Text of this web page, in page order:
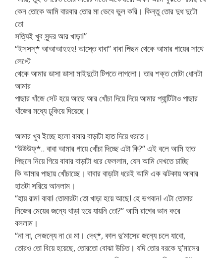
কেন তোকে আমি বারবার তোর মা ভেবে ভুল করি। কিন্তু তোর দুধ দুটো
তো
সত্যিই খুব সুন্দর আর খাড়া!”
“ইসসস্* আআআহহহ! আস্তে বাবা” বাবা পিছন থেকে আমার গায়ের সাথে
লেপ্টে
থেকে আমার ডাসা ডাসা মাইদুটো টিপতে লাগলো। তার শক্ত মোটা ধোনটা
আমার
পাছার খাঁজে সেট হয়ে আছে আর খোঁচা দিয়ে দিয়ে আমার প্যান্টিটাও পাছার
খাঁজের মধ্যে ঢুকিয়ে দিয়েছে।
আমার খুব ইচ্ছে হলো বাবার বাড়াটা হাত দিয়ে ধরতে।
“উউউফ্*.. বাবা আমার গায়ে খোঁচা দিচ্ছে এটা কি?” এই বলে আমি হাত
পিছনে নিয়ে গিয়ে বাবার বাড়াটা ধরে ফেললাম, যেন আমি দেখতে চাচ্ছি
কি আমার পাছায় খোঁচাচ্ছে। বাবার বাড়াটা ধরেই আমি এক ঝটকায় আবার
হাতটা সরিয়ে আনলাম।
“হায় রাম! বাবা! তোমারটা তো খাড়া হয়ে আছে! হে ভগবান! এটা তোমার
নিজের মেয়ের জন্যে খাড়া হয়ে যায়নি তো?” আমি রাগের ভান করে
বললাম।
“না না, সেজন্যে না রে মা। দেখ্*, কাল দু’মাসের জন্যে চলে যাবো,
তোরও তো বিয়ে হয়েছে, তোরতো বোঝা উচিত। যদি তোর বরকে দু’মাসের